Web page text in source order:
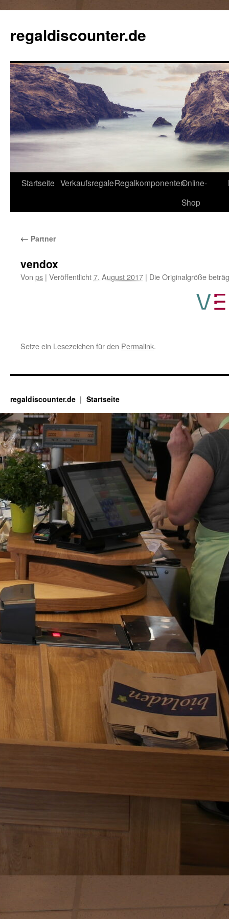
springen
regaldiscounter.de
Startseite VerkaufsregaleRegalkomponentenOnline-
Shop
← Partner
vendox
Von ps | Veröffentlicht7. August 2017 | Die Originalgröße
Setze ein Lesezeichen für den Permalink.
regaldiscounter.de Startseite